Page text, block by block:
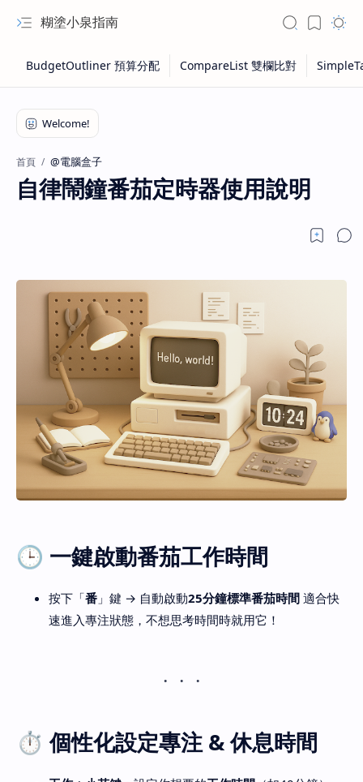
糊塗小泉指南
首頁 @電腦盒子
自律鬧鐘番茄定時器使用說明
🕒 一鍵啟動番茄工作時間
按下「番 」鍵 → 自動啟動25分鐘標準番茄時間 適合快
速進入專注狀態，不想思考時間時就用它！
⏱ 個性化設定專注 & 休息時間